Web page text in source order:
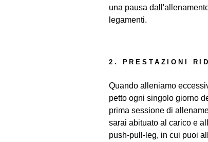
una pausa
legamenti.
2. PRESTAZIONI
Quando alleniamo
​​petto ogni singolo giorno
prima sessione di
sarai abituato al carico e
push-pull-leg, in cui puoi